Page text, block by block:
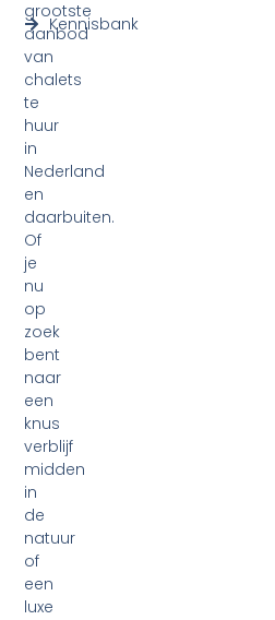
grootste
aanbod
van
chalets
te
huur
in
Nederland
en
daarbuiten.
Of
je
nu
op
zoek
bent
naar
een
knus
verblijf
midden
in
de
natuur
of
een
luxe
Kennisbank